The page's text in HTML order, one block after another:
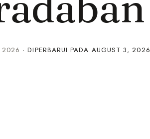
2026 · DIPERBARUI PADA AUGUST 3, 2026